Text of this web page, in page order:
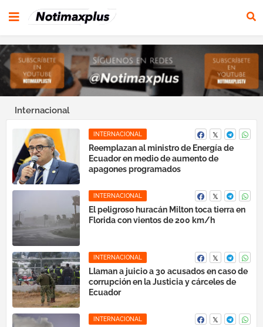
Internacional
INTERNACIONAL
Reemplazan al ministro de Energía de
Ecuador en medio de aumento de
apagones programados
INTERNACIONAL
El peligroso huracán Milton toca tierra en
Florida con vientos de 200 km/h
INTERNACIONAL
Llaman a juicio a 30 acusados en caso de
corrupción en la Justicia y cárceles de
Ecuador
INTERNACIONAL